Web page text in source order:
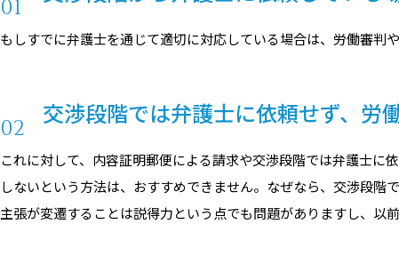
もしすでに弁護士を通じて適切に対応している場合は、労働審判
交渉段階では弁護士に依頼せず、労
これに対して、内容証明郵便による請求や交渉段階では弁護士
しないという方法は、おすすめできません。なぜなら、交渉段階
主張が変遷することは説得力という点でも問題がありますし、以